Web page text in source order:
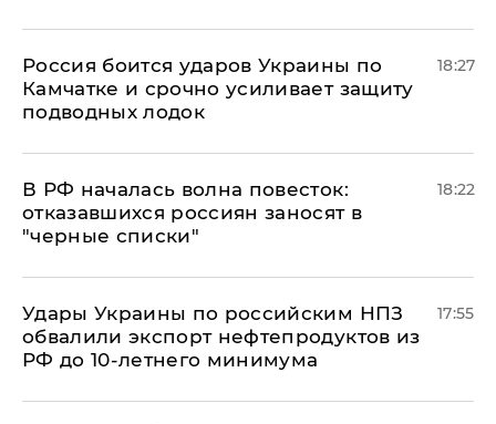
Россия боится ударов Украины по
Камчатке и срочно усиливает защиту
подводных лодок
18:27
​В РФ началась волна повесток:
отказавшихся россиян заносят в
"черные списки"
18:22
Удары Украины по российским НПЗ
обвалили экспорт нефтепродуктов из
РФ до 10-летнего минимума
17:55